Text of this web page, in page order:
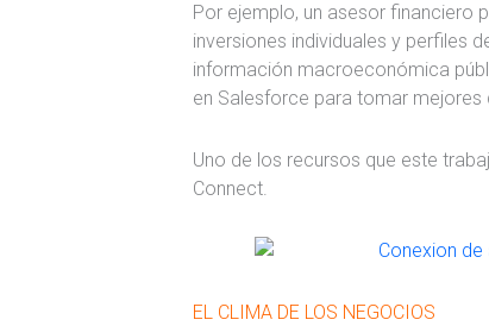
Por ejemplo, un asesor financiero
inversiones individuales y perfiles
información macroeconómica
en Salesforce para tomar
Uno de los recursos que este
Connect.
EL CLIMA DE LOS NEGOCIOS